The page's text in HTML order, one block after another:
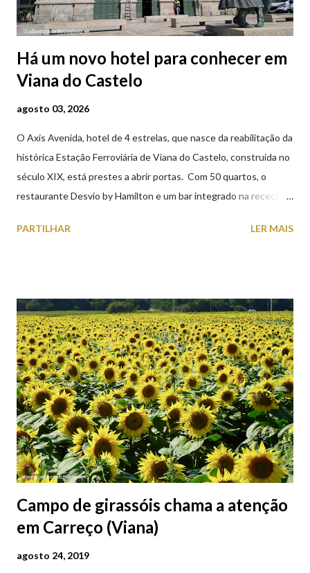
Há um novo hotel para conhecer em
Viana do Castelo
agosto 03, 2026
O Axis Avenida, hotel de 4 estrelas, que nasce da reabilitação da
histórica Estação Ferroviária de Viana do Castelo, construída no
século XIX, está prestes a abrir portas. Com 50 quartos, o
restaurante Desvio by Hamilton e um bar integrado na receção,
peças históricas cedidas pela IP Património que homenageiam a
PARTILHAR LER MAIS
Campo de girassóis chama a atenção
em Carreço (Viana)
agosto 24, 2019